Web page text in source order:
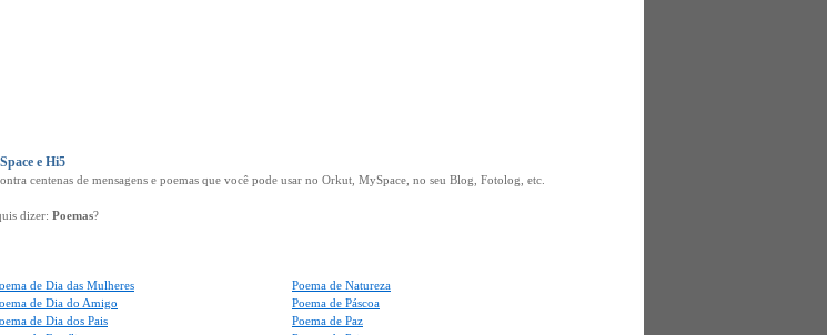
e Hi5
centenas de mensagens e poemas que você pode usar no Orkut, MySpace, no seu Blog, Fotolog, etc.
dizer: Poemas?
de Dia das Mulheres
de Dia do Amigo
de Dia dos Pais
Poema de Natureza
Poema de Páscoa
Poema de Paz